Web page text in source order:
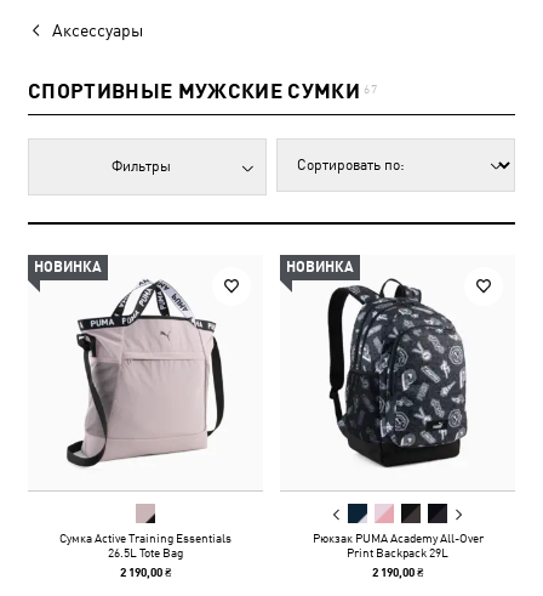
Аксессуары
СПОРТИВНЫЕ МУЖСКИЕ СУМКИ 67
Фильтры
НОВИНКА
Сумка Active Training Essentials
26.5L Tote Bag
2 190,00 ₴
НОВИНКА
Рюкзак PUMA Academy All-Over
Print Backpack 29L
2 190,00 ₴